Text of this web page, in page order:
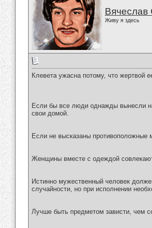
Вячеслав
Живу я здесь
Клевета ужасна потому, что жертвой
Если бы все люди однажды вынесли
свои домой.
Если не высказаны противоположные
Женщины вместе с одеждой
Истинно мужественный человек
случайности, но при исполнении
Лучше быть предметом зависти, чем